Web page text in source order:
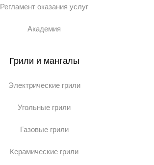
Регламент оказания услуг
Академия
Грили и мангалы
Электрические грили
Угольные грили
Газовые грили
Керамические грили